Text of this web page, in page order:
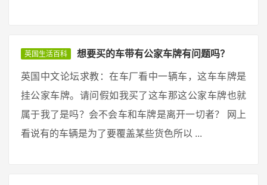
英国生活百科 想要买的车带有公家车牌有问题吗？
英国中文论坛求教：在车厂看中一辆车，这车车牌是
挂公家车牌。请问假如我买了这车那这公家车牌也就
属于我了是吗？会不会车和车牌是离开一切者？ 网上
看说有的车辆是为了要覆盖某些货色所以 ...